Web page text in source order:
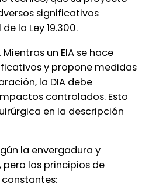
significativos
la Ley 19.300.
un EIA se hace
y propone medidas
la DIA debe
controlados. Esto
en la descripción
la envergadura y
los principios de